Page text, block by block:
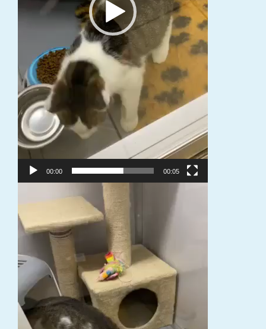
00:00 00:05
grotuvas